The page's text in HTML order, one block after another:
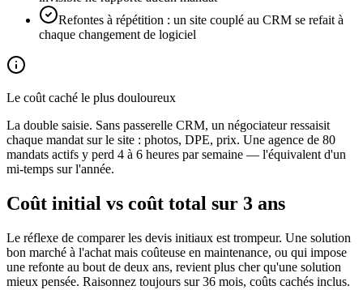
Refontes à répétition : un site couplé au CRM se refait à
chaque changement de logiciel
Le coût caché le plus douloureux
La double saisie. Sans passerelle CRM, un négociateur ressaisit
chaque mandat sur le site : photos, DPE, prix. Une agence de 80
mandats actifs y perd 4 à 6 heures par semaine — l'équivalent d'un
mi-temps sur l'année.
Coût initial vs coût total sur 3 ans
Le réflexe de comparer les devis initiaux est trompeur. Une solution
bon marché à l'achat mais coûteuse en maintenance, ou qui impose
une refonte au bout de deux ans, revient plus cher qu'une solution
mieux pensée. Raisonnez toujours sur 36 mois, coûts cachés inclus.